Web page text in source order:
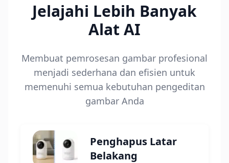
Jelajahi Lebih Banyak
Alat AI
Membuat pemrosesan gambar profesional
menjadi sederhana dan efisien untuk
memenuhi semua kebutuhan pengeditan
gambar Anda
Penghapus Latar
Belakang